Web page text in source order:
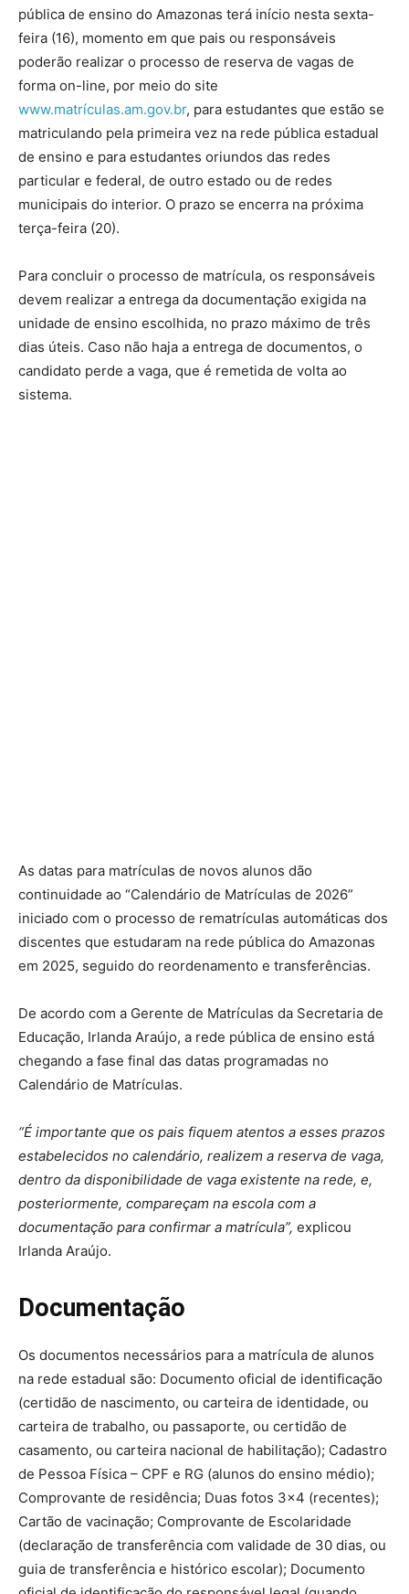
pública de ensino do Amazonas terá início nesta sexta-
feira (16), momento em que pais ou responsáveis
poderão realizar o processo de reserva de vagas de
forma on-line, por meio do site
www.matrículas.am.gov.br, para estudantes que estão se
matriculando pela primeira vez na rede pública estadual
de ensino e para estudantes oriundos das redes
particular e federal, de outro estado ou de redes
municipais do interior. O prazo se encerra na próxima
terça-feira (20).
Para concluir o processo de matrícula, os responsáveis
devem realizar a entrega da documentação exigida na
unidade de ensino escolhida, no prazo máximo de três
dias úteis. Caso não haja a entrega de documentos, o
candidato perde a vaga, que é remetida de volta ao
sistema.
As datas para matrículas de novos alunos dão
continuidade ao “Calendário de Matrículas de 2026”
iniciado com o processo de rematrículas automáticas dos
discentes que estudaram na rede pública do Amazonas
em 2025, seguido do reordenamento e transferências.
De acordo com a Gerente de Matrículas da Secretaria de
Educação, Irlanda Araújo, a rede pública de ensino está
chegando a fase final das datas programadas no
Calendário de Matrículas.
“É importante que os pais fiquem atentos a esses prazos
estabelecidos no calendário, realizem a reserva de vaga,
dentro da disponibilidade de vaga existente na rede, e,
posteriormente, compareçam na escola com a
documentação para confirmar a matrícula”, explicou
Irlanda Araújo.
Documentação
Os documentos necessários para a matrícula de alunos
na rede estadual são: Documento oficial de identificação
(certidão de nascimento, ou carteira de identidade, ou
carteira de trabalho, ou passaporte, ou certidão de
casamento, ou carteira nacional de habilitação); Cadastro
de Pessoa Física – CPF e RG (alunos do ensino médio);
Comprovante de residência; Duas fotos 3×4 (recentes);
Cartão de vacinação; Comprovante de Escolaridade
(declaração de transferência com validade de 30 dias, ou
guia de transferência e histórico escolar); Documento